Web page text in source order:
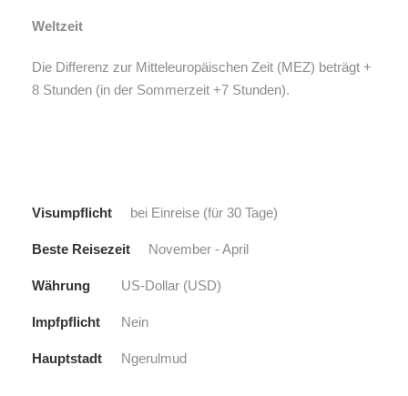
Weltzeit
Die Differenz zur Mitteleuropäischen Zeit (MEZ) beträgt +
8 Stunden (in der Sommerzeit +7 Stunden).
Visumpflicht bei Einreise (für 30 Tage)
Beste Reisezeit November - April
Währung US-Dollar (USD)
Impfpflicht Nein
Hauptstadt Ngerulmud